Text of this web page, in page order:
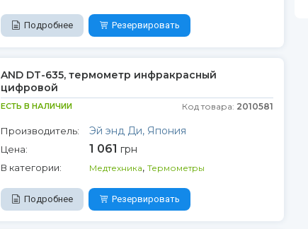
Подробнее Резервировать
AND DT-635, термометр инфракрасный
цифровой
ЕСТЬ В НАЛИЧИИ Код товара: 2010581
Производитель: Эй энд Ди, Япония
Цена: 1 061 грн
В категории: Медтехника, Термометры
Подробнее Резервировать